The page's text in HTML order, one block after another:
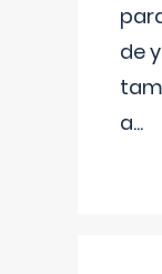
de
a...